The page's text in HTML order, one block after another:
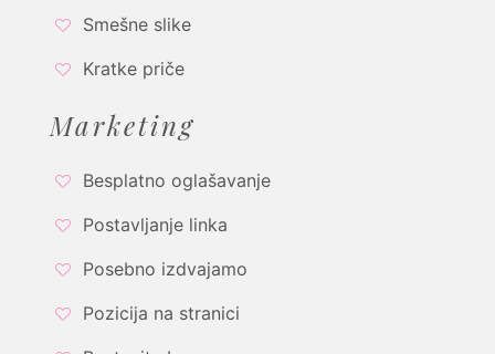
Smešne slike
Kratke priče
Marketing
Besplatno oglašavanje
Postavljanje linka
Posebno izdvajamo
Pozicija na stranici